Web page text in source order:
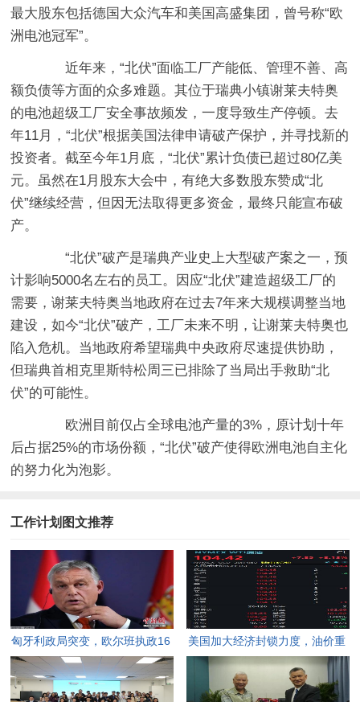
最大股东包括德国大众汽车和美国高盛集团，曾号称“欧
洲电池冠军”。
近年来，“北伏”面临工厂产能低、管理不善、高
额负债等方面的众多难题。其位于瑞典小镇谢莱夫特奥
的电池超级工厂安全事故频发，一度导致生产停顿。去
年11月，“北伏”根据美国法律申请破产保护，并寻找新的
投资者。截至今年1月底，“北伏”累计负债已超过80亿美
元。虽然在1月股东大会中，有绝大多数股东赞成“北
伏”继续经营，但因无法取得更多资金，最终只能宣布破
产。
“北伏”破产是瑞典产业史上大型破产案之一，预
计影响5000名左右的员工。因应“北伏”建造超级工厂的
需要，谢莱夫特奥当地政府在过去7年来大规模调整当地
建设，如今“北伏”破产，工厂未来不明，让谢莱夫特奥也
陷入危机。当地政府希望瑞典中央政府尽速提供协助，
但瑞典首相克里斯特松周三已排除了当局出手救助“北
伏”的可能性。
欧洲目前仅占全球电池产量的3%，原计划十年
后占据25%的市场份额，“北伏”破产使得欧洲电池自主化
的努力化为泡影。
工作计划图文推荐
匈牙利政局突变，欧尔班执政16
年终结。
美国加大经济封锁力度，油价重
返100美元高点，黄金价格急
跌，日韩主要股指开盘走低。